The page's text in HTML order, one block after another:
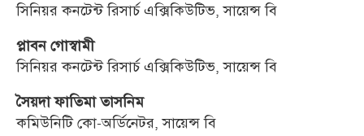
সিনিয়র কনটেন্ট রিসার্চ এক্সিকিউটিভ, সায়েন্স বি
প্লাবন গোস্বামী
সিনিয়র কনটেন্ট রিসার্চ এক্সিকিউটিভ, সায়েন্স বি
সৈয়দা ফাতিমা তাসনিম
কমিউনিটি কো-অর্ডিনেটর, সায়েন্স বি